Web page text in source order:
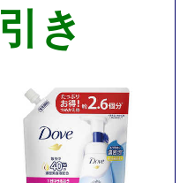
引き